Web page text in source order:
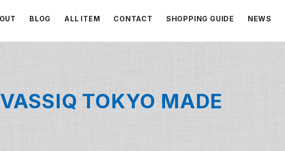
BLOG ALL ITEM CONTACT SHOPPING GUIDE NEWS
VASSIQ TOKYO MADE